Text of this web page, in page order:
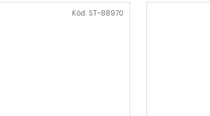
Kód: ST-88970